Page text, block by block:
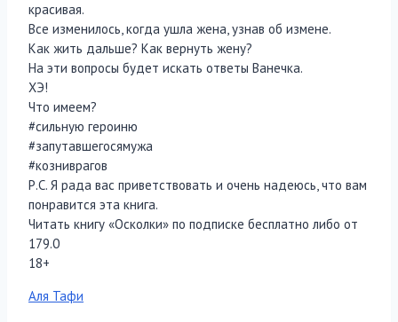
красивая.
Все изменилось, когда ушла жена, узнав об измене.
Как жить дальше? Как вернуть жену?
На эти вопросы будет искать ответы Ванечка.
ХЭ!
Что имеем?
#сильную героиню
#запутавшегосямужа
#козниврагов
Р.С. Я рада вас приветствовать и очень надеюсь, что вам
понравится эта книга.
Читать книгу «Осколки» по подписке бесплатно либо от
179.0
18+
Метки
Аля Тафи